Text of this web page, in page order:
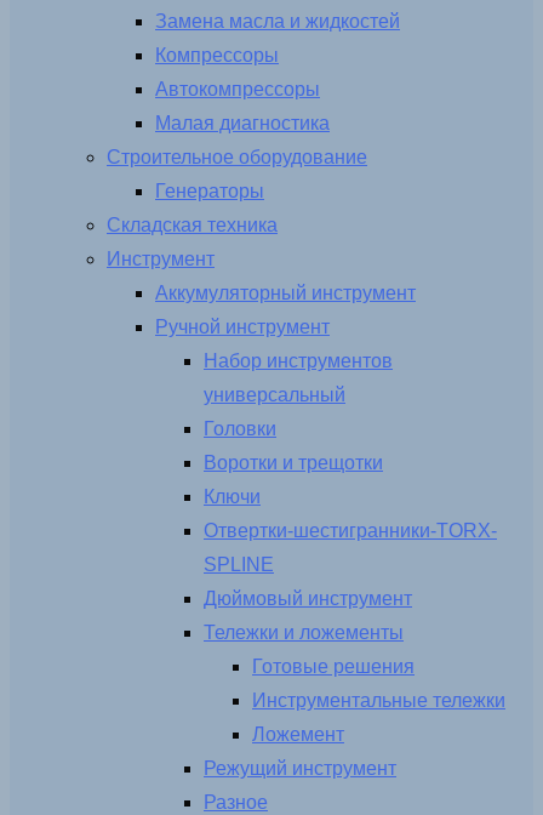
Замена масла и жидкостей
Компрессоры
Автокомпрессоры
Малая диагностика
Строительное оборудование
Генераторы
Складская техника
Инструмент
Аккумуляторный инструмент
Ручной инструмент
Набор инструментов
универсальный
Головки
Воротки и трещотки
Ключи
Отвертки-шестигранники-TORX-
SPLINE
Дюймовый инструмент
Тележки и ложементы
Готовые решения
Инструментальные тележки
Ложемент
Режущий инструмент
Разное